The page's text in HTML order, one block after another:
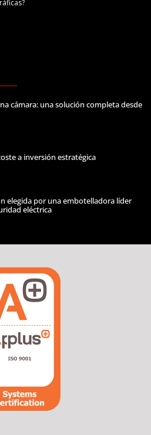
cámara: una solución completa desde
a inversión estratégica
elegida por una embotelladora líder
eléctrica